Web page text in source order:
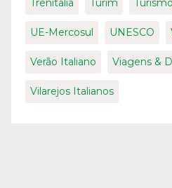
Trenitalia Turim Turismo
UE-Mercosul UNESCO
Verão Italiano Viagens &
Vilarejos Italianos